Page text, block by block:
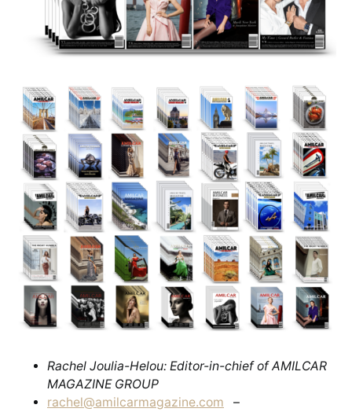
Rachel Joulia-Helou: Editor-in-chief of AMILCAR
MAGAZINE GROUP
rachel@amilcarmagazine.com –